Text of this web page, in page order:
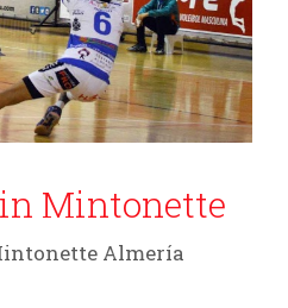
Mintonette
Almería